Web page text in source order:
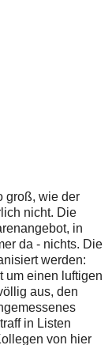
groß, wie der
nicht. Die
in
da - nichts. Die
werden:
um einen luftigen
aus, den
in Listen
von hier